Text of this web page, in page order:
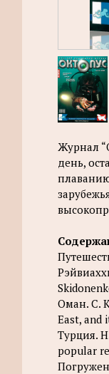
Журнал
день,
Оман. С.
East, and
Турция.
popular